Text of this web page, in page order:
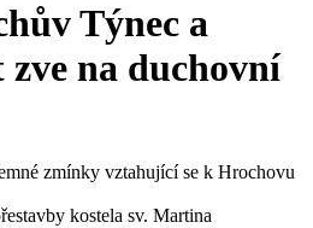
Týnec a
na duchovní
zmínky vztahující se k Hrochovu
kostela sv. Martina